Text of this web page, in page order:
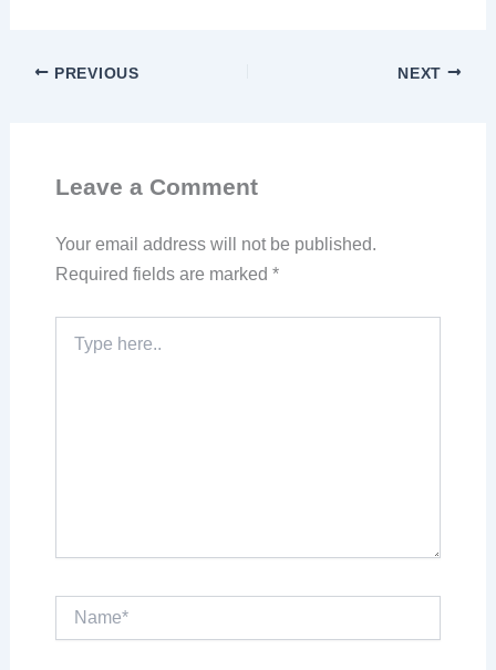
PREVIOUS NEXT
Leave a Comment
Your email address will not be published.
Required fields are marked *
here..
Name*